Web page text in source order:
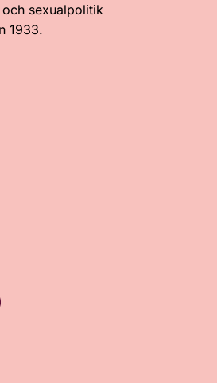
sexualpolitik
1933.